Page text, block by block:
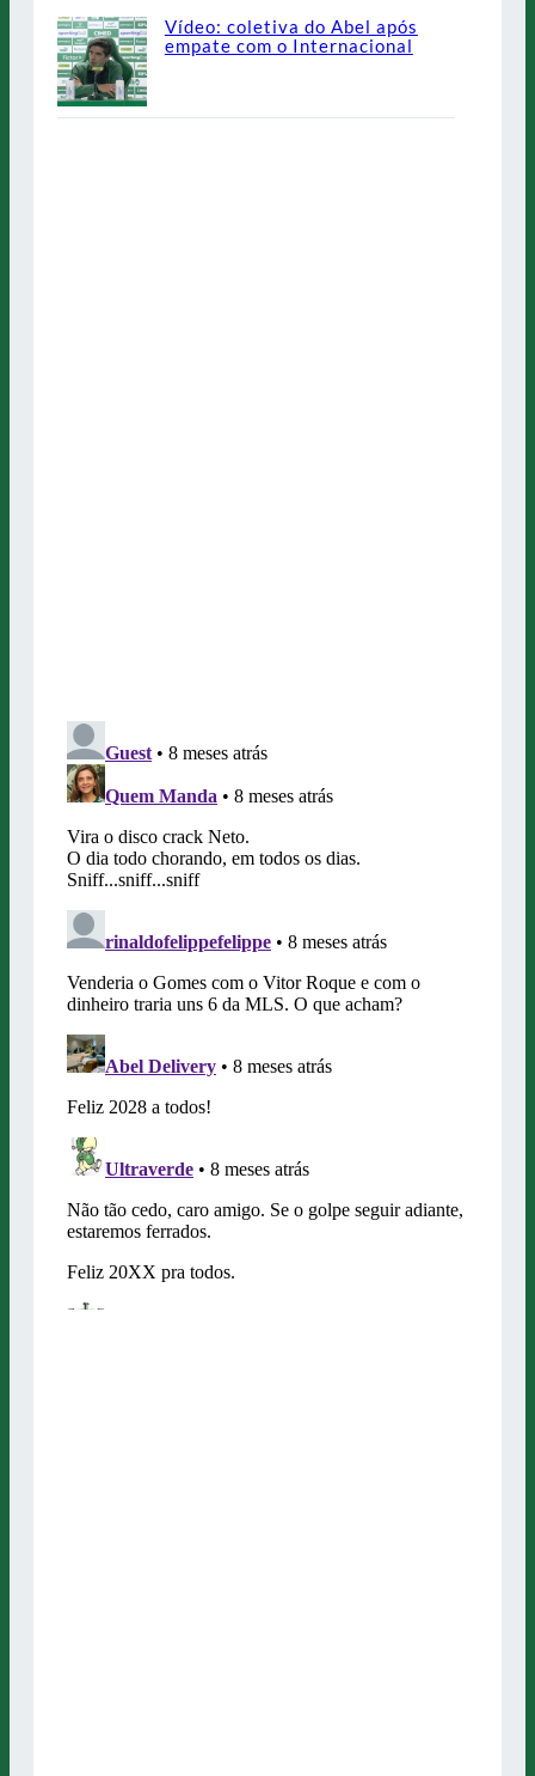
Vídeo: coletiva do Abel após
empate com o Internacional